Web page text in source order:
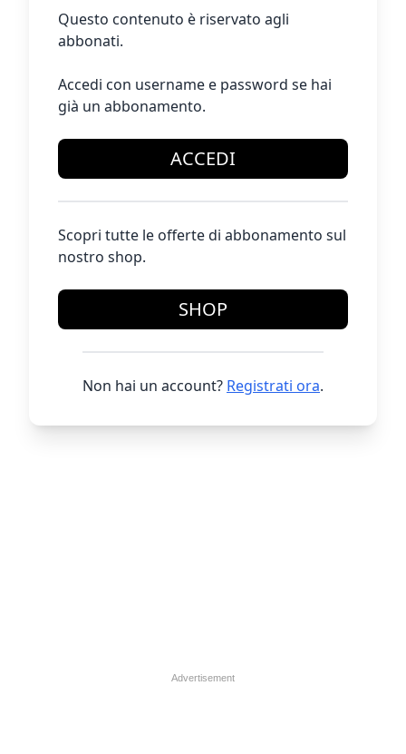
Questo contenuto è riservato agli
abbonati.
Accedi con username e password se hai
già un abbonamento.
ACCEDI
Scopri tutte le offerte di abbonamento sul
nostro shop.
SHOP
Non hai un account? Registrati ora.